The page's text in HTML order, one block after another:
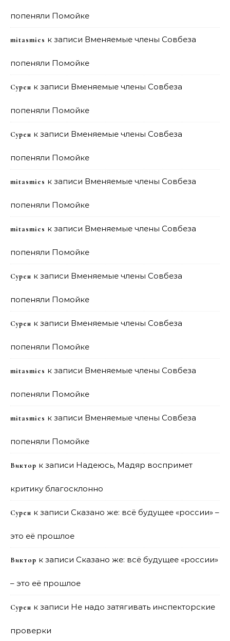
попеняли Помойке
mitasmies к записи Вменяемые члены Совбеза
попеняли Помойке
Сурен к записи Вменяемые члены Совбеза
попеняли Помойке
Сурен к записи Вменяемые члены Совбеза
попеняли Помойке
mitasmies к записи Вменяемые члены Совбеза
попеняли Помойке
mitasmies к записи Вменяемые члены Совбеза
попеняли Помойке
Сурен к записи Вменяемые члены Совбеза
попеняли Помойке
Сурен к записи Вменяемые члены Совбеза
попеняли Помойке
mitasmies к записи Вменяемые члены Совбеза
попеняли Помойке
mitasmies к записи Вменяемые члены Совбеза
попеняли Помойке
Виктор к записи Надеюсь, Мадяр воспримет
критику благосклонно
Сурен к записи Сказано же: всё будущее «россии» –
это её прошлое
Виктор к записи Сказано же: всё будущее «россии»
– это её прошлое
Сурен к записи Не надо затягивать инспекторские
проверки